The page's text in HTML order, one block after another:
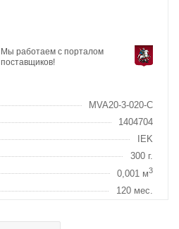
Мы работаем с порталом
поставщиков!
MVA20-3-020-C
1404704
IEK
300 г.
0,001 м3
120 мес.